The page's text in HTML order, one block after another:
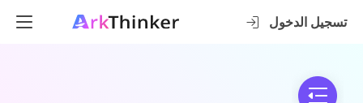
تسجيل الدخول